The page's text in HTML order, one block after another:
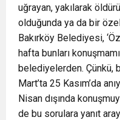
uğrayan, yakılarak
olduğunda ya da bir
Bakırköy Belediyesi,
hafta bunları
belediyelerden. Çünkü,
Mart’ta 25 Kasım’da
Nisan dışında
de bu sorulara yanıt